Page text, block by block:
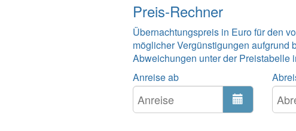
Preis-Rechner
Übernachtungspreis in Euro für den
möglicher Vergünstigungen aufgrund
Abweichungen unter der Preistabelle
Anreise ab